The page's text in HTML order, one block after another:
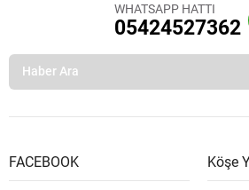
WHATSAPP HATTI
05424527362
FACEBOOK Köşe